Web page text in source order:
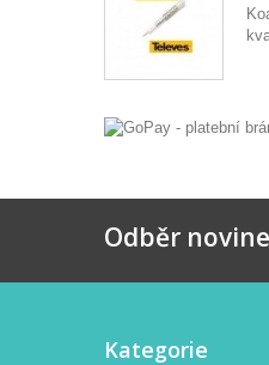
Odběr
Kategorie